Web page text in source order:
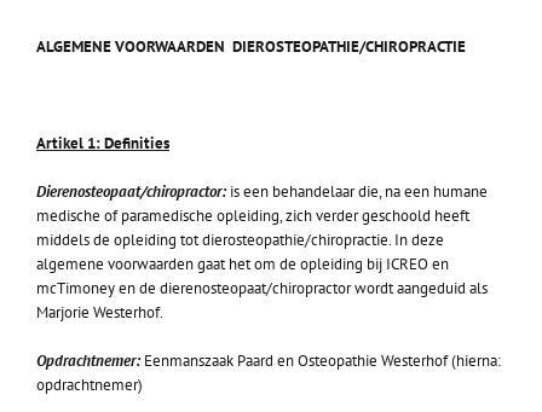
ALGEMENE VOORWAARDEN DIEROSTEOPATHIE/CHIROPRACTIE
Artikel 1: Definities
Dierenosteopaat/chiropractor: is een behandelaar die, na een humane
medische of paramedische opleiding, zich verder geschoold heeft
middels de opleiding tot dierosteopathie/chiropractie. In deze
algemene voorwaarden gaat het om de opleiding bij ICREO en
mcTimoney en de dierenosteopaat/chiropractor wordt aangeduid als
Marjorie Westerhof.
Opdrachtnemer: Eenmanszaak Paard en Osteopathie Westerhof (hierna:
opdrachtnemer)